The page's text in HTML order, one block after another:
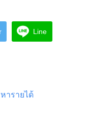
Line
ารายได้